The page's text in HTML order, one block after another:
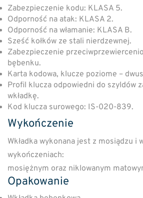
Zabezpieczenie kodu: KLASA 5.
Odporność na atak: KLASA 2.
Odporność na włamanie: KLASA B.
Sześć kołków ze stali nierdzewnej.
Zabezpieczenie
bębenku.
Karta kodowa, klucze poziome –
Profil klucza odpowiedni do szyldów
wkładkę.
Kod klucza surowego: IS-020-839.
Wykończenie
Wkładka wykonana jest z mosiądzu i
wykończeniach:
mosiężnym oraz niklowanym
Opakowanie